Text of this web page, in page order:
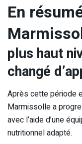
En
plus haut
changé
Après cette période
Marmissolle a
avec l’aide d’une
nutritionnel adapté.